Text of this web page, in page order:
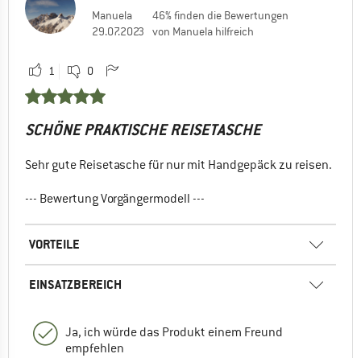
Manuela
29.07.2023
46% finden die Bewertungen
von Manuela hilfreich
1 0
SCHÖNE PRAKTISCHE REISETASCHE
Sehr gute Reisetasche für nur mit Handgepäck zu reisen.
--- Bewertung Vorgängermodell ---
VORTEILE
EINSATZBEREICH
Ja, ich würde das Produkt einem Freund
empfehlen